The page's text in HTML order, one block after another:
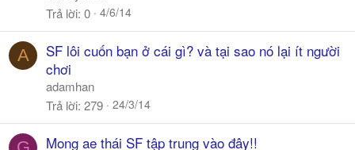
Trả lời 0 4/6/14
A
SF lôi cuốn bạn ở cái gì? và tại sao nó lại ít người
chơi
adamhan
Trả lời 279 24/3/14
Mong ae thái SF tập trung vào đây!!